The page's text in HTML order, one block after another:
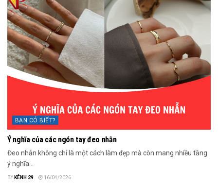
BẠN CÓ BIẾT?
Ý nghĩa của các ngón tay đeo nhẫn
Đeo nhẫn không chỉ là một cách làm đẹp mà còn mang nhiều tầng
ý nghĩa...
BY KÊNH 29 16/04/2026